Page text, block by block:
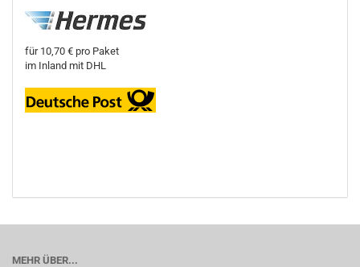
für 10,70 € pro Paket
im Inland mit DHL
MEHR ÜBER...